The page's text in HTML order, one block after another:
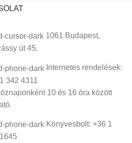
1061 Budapest,
út 45.
Internetes rendelések:
342 4311
10 és 16 óra között
Könyvesbolt: +36 1